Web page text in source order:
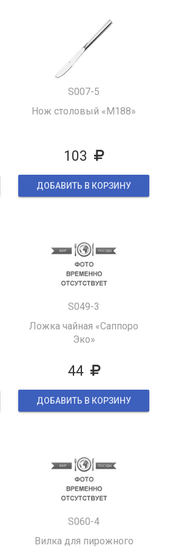
S007-5
Нож столовый «M188»
103
ДОБАВИТЬ В КОРЗИНУ
S049-3
Ложка чайная «Саппоро
Эко»
44
ДОБАВИТЬ В КОРЗИНУ
S060-4
Вилка для пирожного